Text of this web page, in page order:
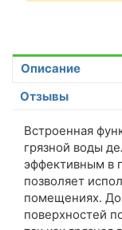
Описание
Отзывы
Встроенная
грязной воды
эффективным в
позволяет
помещениях.
поверхностей